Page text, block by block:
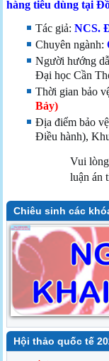
hàng tiêu dùng tại
Tác giả: NCS.
Chuyên ngành:
Người hướng
Đại học Cần
Thời gian bảo
Bảy)
Địa điểm bảo
Điều hành),
Vui
luận án
Chiêu sinh các
Hội thảo quốc tế